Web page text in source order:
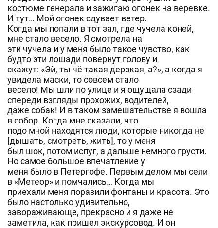
костюме генерала и зажигаю огонек на веревке.
И тут… Мой огонек сдувает ветер.
Когда мы попали в тот зал, где чучела коней,
мне стало весело. Я смотрела на
эти чучела и у меня было такое чувство, как
будто эти лошади повернут голову и
скажут: «Эй, ты чё такая дерзкая, а?», а когда я
увидела маски, то совсем стало
весело! Мы шли по улице и я ощущала сзади
спереди взгляды прохожих, водителей,
даже собак! И в таком замешательстве я вошла
в собор. Когда мне сказали, что
подо мной находятся люди, которые никогда не
[дышать, смотреть, жить], то у меня
был шок, потом испуг, а дальше немного грусти.
Но самое большое впечатление у
меня было в Петергофе. Первым делом мы сели
в «Метеор» и помчались… Когда мы
приехали меня поразили фонтаны и красота. Это
было настолько удивительно,
завораживающе, прекрасно и я даже не
заметила, как пришел экскурсовод. И он